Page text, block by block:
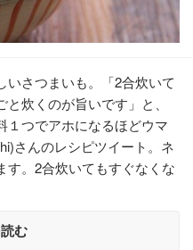
さつまいも。「2合炊いて
炊くのが旨いです」と、
１つでアホになるほどウマ
さんのレシピツイート。ネ
す。2合炊いてもすぐなくな
む